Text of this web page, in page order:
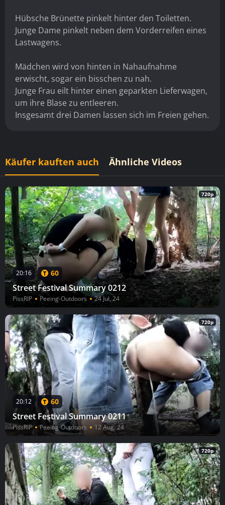
Hübsche Brünette pinkelt hinter den Toiletten.
Junge Dame pinkelt neben dem Vorderreifen eines
Lastwagens.
Mädchen wird von hinten in Nahaufnahme
erwischt, sogar ein bisschen zu nah.
Junge Frau eilt hinter einen geparkten Lieferwagen,
um ihre Blase zu entleeren.
Insgesamt drei Damen lassen sich im Freien gehen.
Käufer kauften auch Ähnliche Videos
720p
20:16 60
Street Festival Summary 0212
PissRIP Peeing-Outdoors 24 Jul, 24
720p
20:12 60
Street Festival Summary 0211
PissRIP Peeing-Outdoors 12 Aug, 24
720p